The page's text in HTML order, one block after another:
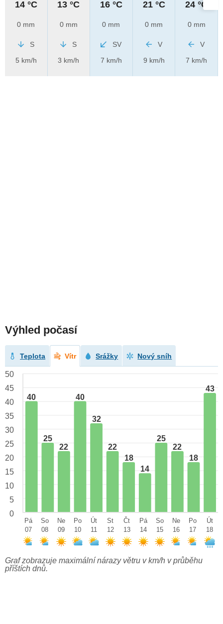
14 °C
0 mm
S
5 km/h
13 °C
0 mm
S
3 km/h
16 °C
0 mm
SV
7 km/h
21 °C
0 mm
V
9 km/h
24 °C
0 mm
V
7 km/h
Výhled počasí
Teplota Vítr Srážky Nový sníh
40
25
22
40
32
22
18
14
25
22
18
43
50
45
40
35
30
25
20
15
10
5
0
Pá
07
So
08
Ne
09
Po
10
Út
11
St
12
Čt
13
Pá
14
So
15
Ne
16
Po
17
Út
18
Graf zobrazuje maximální nárazy větru v km/h v průběhu
příštích dnů.